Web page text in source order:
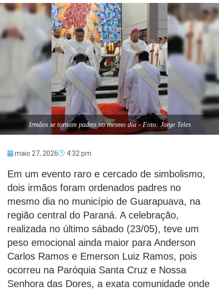
Irmãos se tornam padres no mesmo dia - Foto: Jorge Teles
maio 27, 2026 4:32 pm
Em um evento raro e cercado de simbolismo,
dois irmãos foram ordenados padres no
mesmo dia no município de Guarapuava, na
região central do Paraná. A celebração,
realizada no último sábado (23/05), teve um
peso emocional ainda maior para Anderson
Carlos Ramos e Emerson Luiz Ramos, pois
ocorreu na Paróquia Santa Cruz e Nossa
Senhora das Dores, a exata comunidade onde